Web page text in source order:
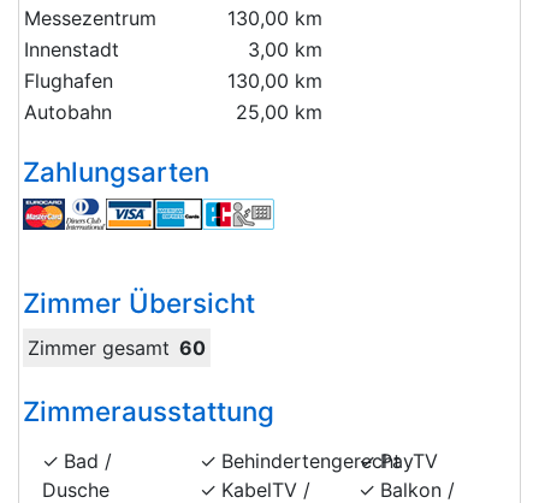
Messezentrum
130,00 km
Innenstadt
3,00 km
Flughafen
130,00 km
Autobahn
25,00 km
Zahlungsarten
Zimmer Übersicht
Zimmer gesamt 60
Zimmerausstattung
Bad /
Dusche
Behindertengerecht
KabelTV /
PayTV
Balkon /